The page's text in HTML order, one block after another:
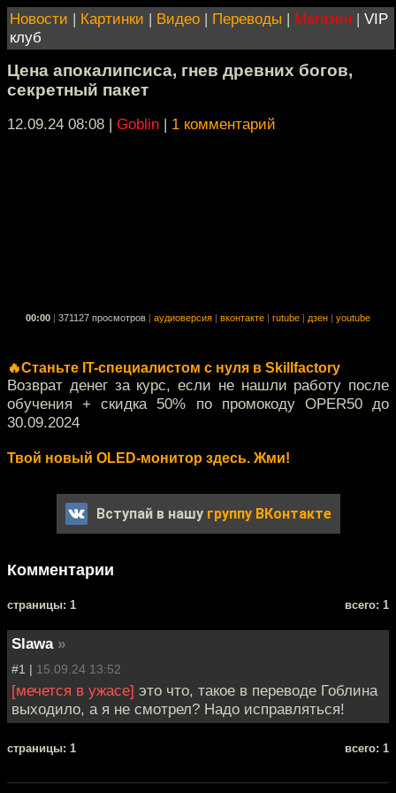
Новости | Картинки | Видео | Переводы | Магазин | VIP
клуб
Цена апокалипсиса, гнев древних богов,
секретный пакет
12.09.24 08:08 | Goblin | 1 комментарий
00:00 371127 просмотров аудиоверсия вконтакте rutube дзен youtube
🔥Станьте IT-специалистом с нуля в Skillfactory
Возврат денег за курс, если не нашли работу после
обучения + скидка 50% по промокоду OPER50 до
30.09.2024
Твой новый OLED-монитор здесь. Жми!
Вступай в нашу группу ВКонтакте
Комментарии
cтраницы: 1 всего: 1
Slawa »
#1 | 15.09.24 13:52
[мечется в ужасе] это что, такое в переводе Гоблина
выходило, а я не смотрел? Надо исправляться!
cтраницы: 1 всего: 1